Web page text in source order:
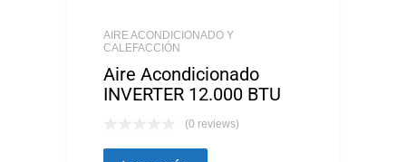
AIRE ACONDICIONADO Y
CALEFACCIÓN
Aire Acondicionado
INVERTER 12.000 BTU
(0 reviews)